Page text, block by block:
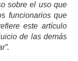
sobre el uso que
funcionarios que
este artículo
de las demás